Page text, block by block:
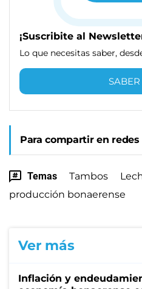
¡Suscribite al
Lo que necesitas saber,
Para compartir en redes
Temas Tambos
producción bonaerense
Ver más
Inflación y